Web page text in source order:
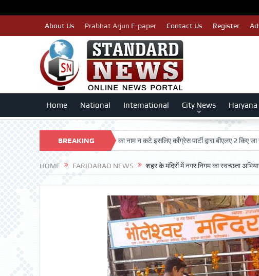
About Us Prabhat Arjun E-paper Contact Us Register
Home National International City News
BREAKING
NEWS
TRUST पात्र मतदाताओं का नाम न कटे इसलिए काँग्रेस पार्टी द्वारा बीएलए 2 किए जा रहे तैयार:
HOME FARIDABAD NEWS शहर के मंदिरों में नगर निगम का स्वच्छता